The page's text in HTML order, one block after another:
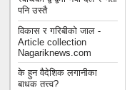
पनि उस्तै
विकास र गरिबीको जाल -
Article collection
Nagariknews.com
के हुन वैदेशिक लगानीका
बाधक तत्त्व?